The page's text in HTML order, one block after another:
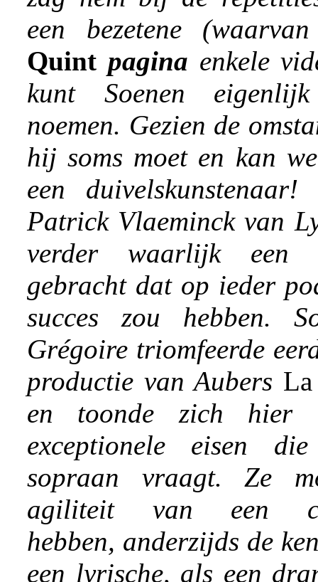
een bezetene
Quint pagina enkele
kunt Soenen
noemen. Gezien de
hij soms moet en kan
een
Patrick Vlaeminck van
verder waarlijk een
gebracht dat op ieder
succes zou hebben.
Grégoire triomfeerde
productie van Aubers
en toonde zich hier
exceptionele eisen
sopraan vraagt. Ze
agiliteit van een
hebben, anderzijds de
een lyrische, als een